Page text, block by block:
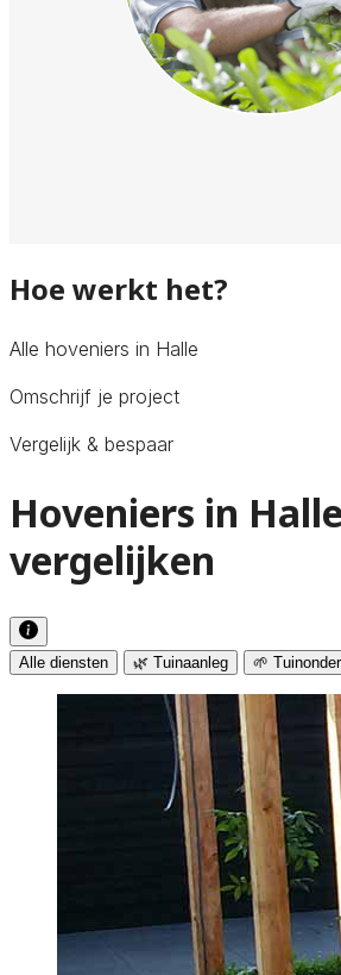
Hoe werkt het?
Alle hoveniers in Halle
Omschrijf je project
Vergelijk & bespaar
Hoveniers in Halle
vergelijken
Alle diensten 🌿 Tuinaanleg 🌱